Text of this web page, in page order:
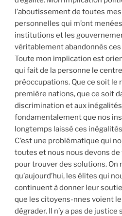
l’aboutissement de toutes
personnelles qui m’ont
institutions et les
véritablement abandonnés ces
Toute mon implication est
qui fait de la personne le
préoccupations. Que ce soit le
première nations, que ce soit
discrimination et aux
fondamentalement que nos
longtemps laissé ces
C’est une problématique qui
toutes et nous nous devons
pour trouver des solutions. On
qu’aujourd’hui, les élites qui
continuent à donner leur
que les citoyens-nnes voient
dégrader. Il n’y a pas de justice